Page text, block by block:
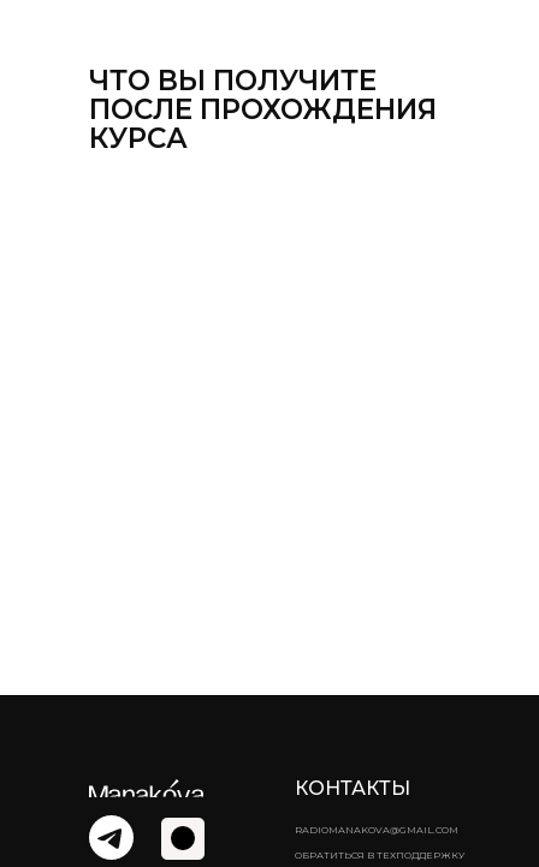
ЧТО ВЫ ПОЛУЧИТЕ
ПОСЛЕ ПРОХОЖДЕНИЯ
КУРСА
КОНТАКТЫ
RADIOMANAKOVA@GMAIL.COM
ОБРАТИТЬСЯ В ТЕХПОДДЕРЖКУ